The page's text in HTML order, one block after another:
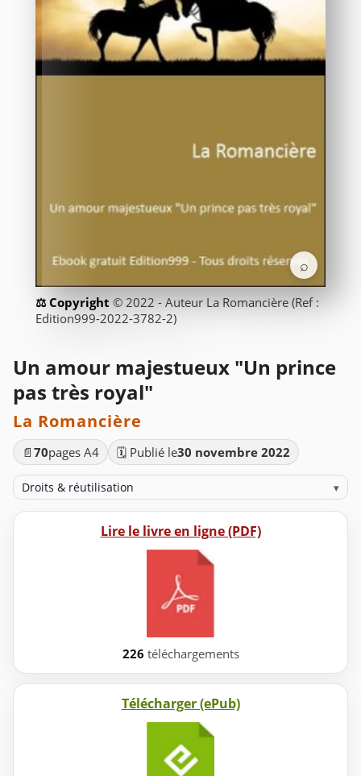
⌕
© 2022 - Auteur La Romancière (Ref :
Edition999-2022-3782-2)
Un amour majestueux "Un prince
pas très royal"
La Romancière
📄 70pages A4 🗓️ Publié le30 novembre 2022
Droits & réutilisation ▾
Lire le livre en ligne (PDF)
226 téléchargements
Télécharger (ePub)